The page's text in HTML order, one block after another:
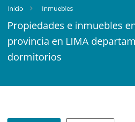
Inicio Inmuebles
Propiedades e inmuebles
provincia en LIMA
dormitorios